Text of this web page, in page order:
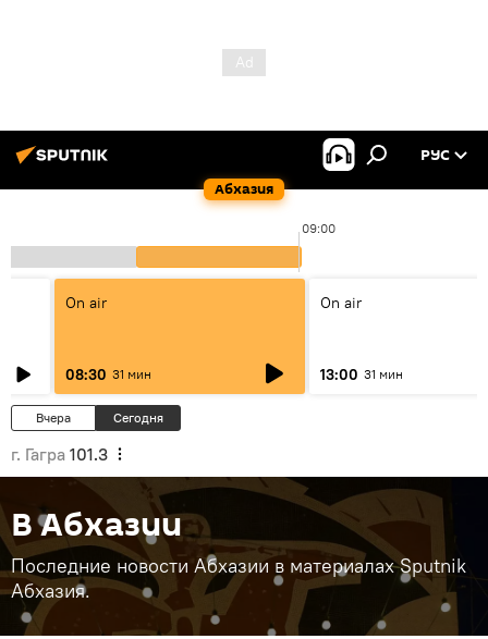
Абхазия
РУС
09:00
On air
08:30 31 мин
On air
13:00 31 мин
Вчера Сегодня
г. Гагра 101.3
В Абхазии
Последние новости Абхазии в материалах Sputnik
Абхазия.